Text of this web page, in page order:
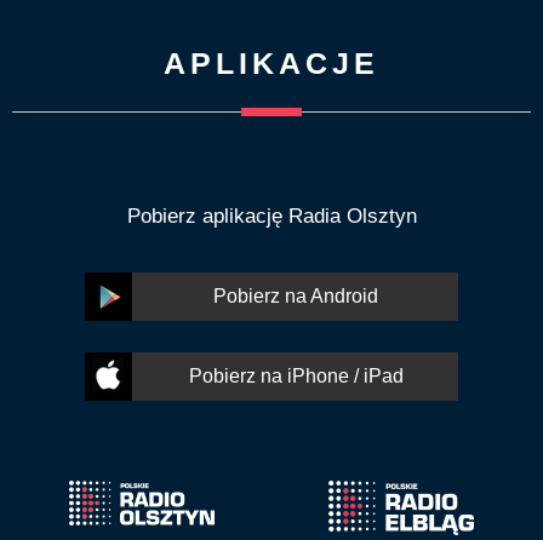
APLIKACJE
Pobierz aplikację Radia Olsztyn
Pobierz na Android
Pobierz na iPhone / iPad